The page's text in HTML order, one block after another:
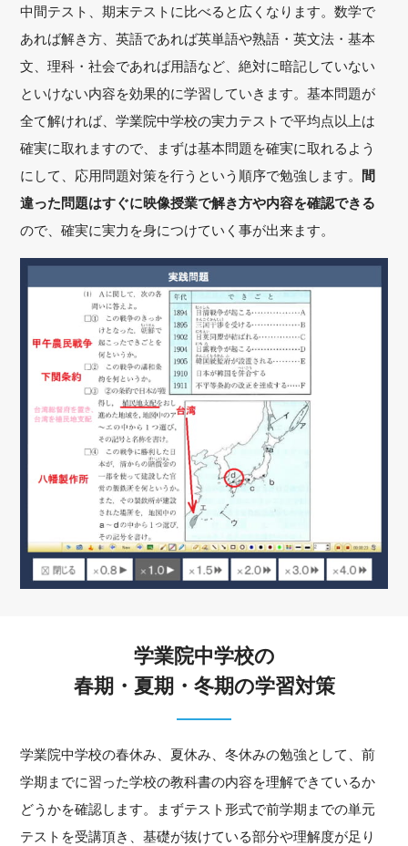
中間テスト、期末テストに比べると広くなります。数学で
あれば解き方、英語であれば英単語や熟語・英文法・基本
文、理科・社会であれば用語など、絶対に暗記していない
といけない内容を効果的に学習していきます。基本問題が
全て解ければ、学業院中学校の実力テストで平均点以上は
確実に取れますので、まずは基本問題を確実に取れるよう
にして、応用問題対策を行うという順序で勉強します。 間
違った問題はすぐに映像授業で解き方や内容を確認できる
ので、確実に実力を身につけていく事が出来ます。
学業院中学校の
春期・夏期・冬期の学習対策
学業院中学校の春休み、夏休み、冬休みの勉強として、前
学期までに習った学校の教科書の内容を理解できているか
どうかを確認します。まずテスト形式で前学期までの単元
テストを受講頂き、基礎が抜けている部分や理解度が足り